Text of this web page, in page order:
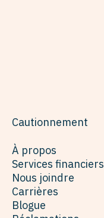
Cautionnement
À propos
Services financiers
Nous joindre
Carrières
Blogue